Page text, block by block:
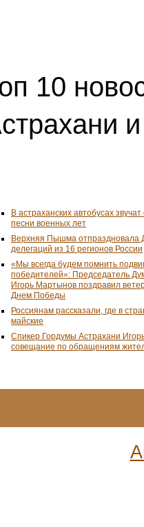
10
В астраханских автобусах
песни военных лет
Верхняя Пышма отпраздновала
делегаций из 16 регионов России
«Мы всегда будем помнить
победителей»: Председатель
Игорь Мартынов поздравил
Днем Победы
Россиянам рассказали, где в
майские
Спикер Гордумы Астрахани
совещание по обращениям